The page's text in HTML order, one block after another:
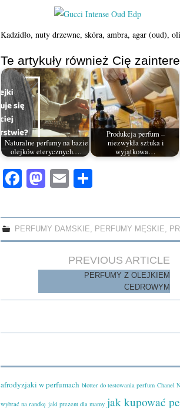
Kadzidło, nuty drzewne, skóra, ambra, agar (oud),
Te artykuły również Cię
Naturalne perfumy na bazie
olejków eterycznych.…
Produkcja perfum –
niezwykła sztuka i
wyjątkowa…
Fa
bo
ok
M
to
do
E
ailre
PERFUMY DAMSKIE, PERFUMY MĘSKIE,
PREVIOUS ARTICLE
PERFUMY Z OLEJKIEM
CEDROWYM
afrodyzjaki w perfumach blotter do testowania perfum Chanel
wybrać na randkę jaki prezent dla mamy jak kupować